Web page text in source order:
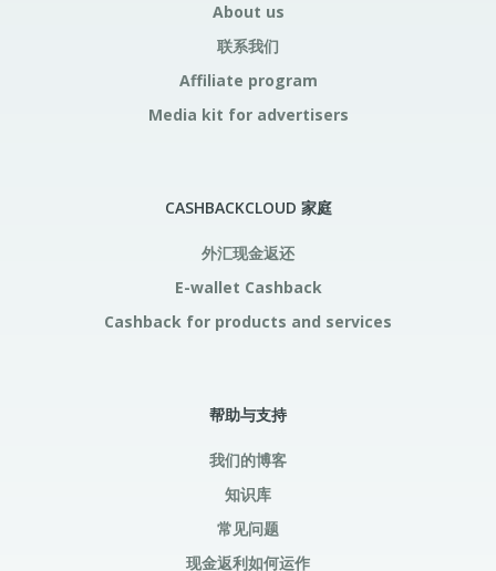
About us
联系我们
Affiliate program
Media kit for advertisers
CASHBACKCLOUD 家庭
外汇现金返还
E-wallet Cashback
Cashback for products and services
帮助与支持
我们的博客
知识库
常见问题
现金返利如何运作